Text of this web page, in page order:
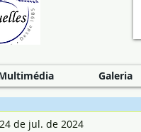
Galeria
24 de jul. de 2024